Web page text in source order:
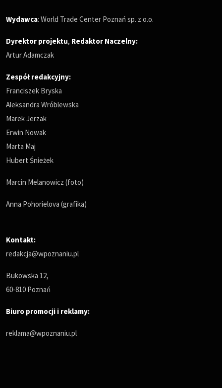
Wydawca: World Trade Center Poznań sp. z o.o.
Dyrektor projektu, Redaktor Naczelny:
Artur Adamczak
Zespół redakcyjny:
Franciszek Bryska
Aleksandra Wróblewska
Marek Jerzak
Erwin Nowak
Marta Maj
Hubert Śnieżek
Marcin Melanowicz (foto)
Anna Pohorielova (grafika)
Kontakt:
redakcja@wpoznaniu.pl
Bukowska 12,
60-810 Poznań
Biuro promocji i reklamy:
reklama@wpoznaniu.pl